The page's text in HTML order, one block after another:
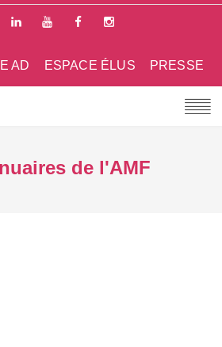
PRESSE
ESPACE ÉLUS
AD
de l'AMF